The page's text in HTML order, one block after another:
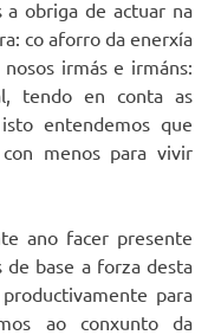
a obriga de actuar na
co aforro da enerxía
irmás e irmáns:
tendo en conta as
entendemos que
menos para vivir
ano facer presente
de base a forza desta
para
ao conxunto da